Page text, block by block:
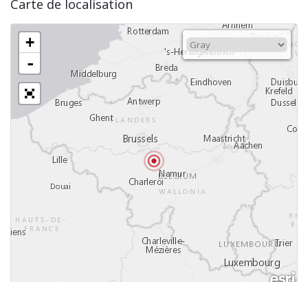
Carte de localisation
+
-